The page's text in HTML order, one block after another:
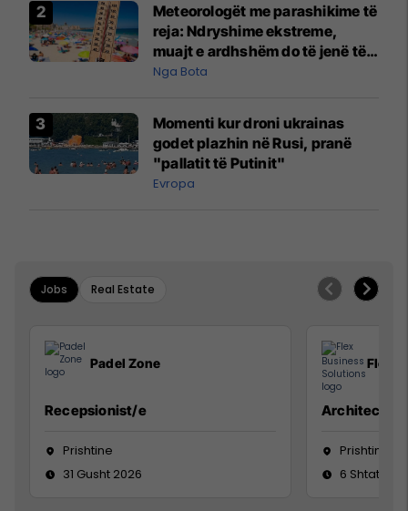
Meteorologët me parashikime të
reja: Ndryshime ekstreme,
muajt e ardhshëm do të jenë të
pazakontë
Nga Bota
Momenti kur droni ukrainas
godet plazhin në Rusi, pranë
"pallatit të Putinit"
Evropa
Jobs Real Estate
Padel Zone
Recepsionist/e
Prishtine
31 Gusht 2026
Flex
Architect
Prishtinë
6 Shtator